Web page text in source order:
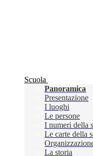
Scuola
Panoramica
Presentazione
I luoghi
Le persone
I numeri della
Le carte della
La storia